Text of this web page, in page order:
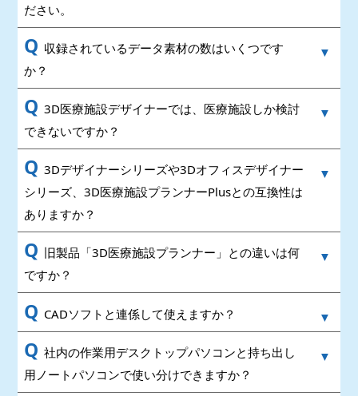
ださい。
Q 収録されているデータ素材の数はいくつです
か？
Q 3D医療施設デザイナーでは、医療施設しか検討
できないですか？
Q 3Dデザイナーシリーズや3Dオフィスデザイナー
シリーズ、3D医療施設プランナーPlusとの互換性は
ありますか？
Q 旧製品「3D医療施設プランナー」との違いは何
ですか？
Q CADソフトと連係して使えますか？
Q 社内の作業用デスクトップパソコンと持ち出し
用ノートパソコンで使い分けできますか？